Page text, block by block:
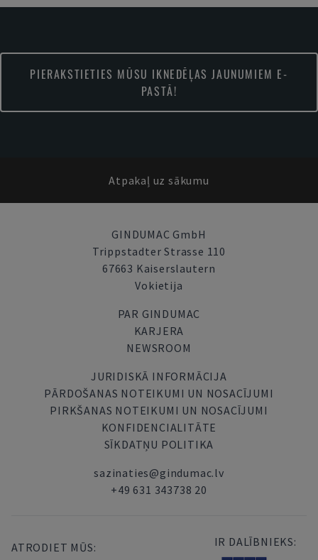
PIERAKSTIETIES MŪSU IKNEDĒĻAS JAUNUMIEM E-
PASTĀ!
Atpakaļ uz sākumu
GINDUMAC GmbH
Trippstadter Strasse 110
67663 Kaiserslautern
Vokietija
PAR GINDUMAC
KARJERA
NEWSROOM
JURIDISKĀ INFORMĀCIJA
PĀRDOŠANAS NOTEIKUMI UN NOSACĪJUMI
PIRKŠANAS NOTEIKUMI UN NOSACĪJUMI
KONFIDENCIALITĀTE
SĪKDATŅU POLITIKA
sazinaties@gindumac.lv
+49 631 343738 20
ATRODIET MŪS: IR DALĪBNIEKS: